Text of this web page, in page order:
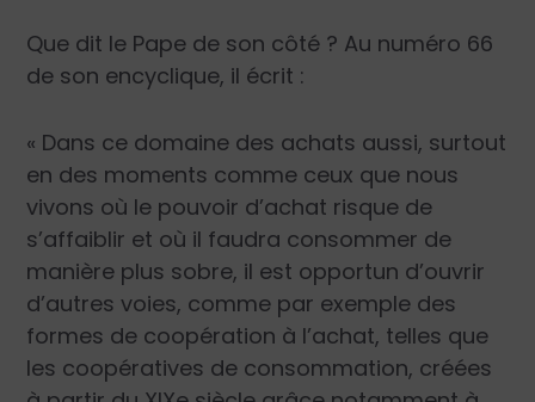
Que dit le Pape de son côté ? Au numéro 66
de son encyclique, il écrit :
« Dans ce domaine des achats aussi, surtout
en des moments comme ceux que nous
vivons où le pouvoir d’achat risque de
s’affaiblir et où il faudra consommer de
manière plus sobre, il est opportun d’ouvrir
d’autres voies, comme par exemple des
formes de coopération à l’achat, telles que
les coopératives de consommation, créées